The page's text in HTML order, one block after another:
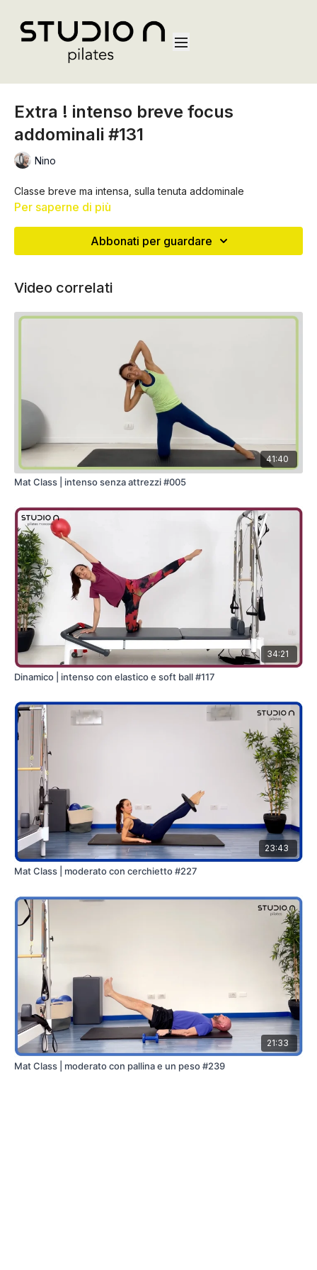
Extra ! intenso breve focus
addominali #131
Nino
Classe breve ma intensa, sulla tenuta addominale
Per saperne di più
Abbonati per guardare
Video correlati
41:40
Mat Class | intenso senza attrezzi #005
34:21
Dinamico | intenso con elastico e soft ball #117
23:43
Mat Class | moderato con cerchietto #227
21:33
Mat Class | moderato con pallina e un peso #239